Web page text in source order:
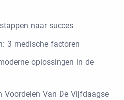
naar succes
3 medische factoren
oplossingen in de
Voordelen Van De Vijfdaagse